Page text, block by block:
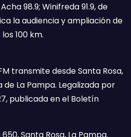
98.9; Winifreda 91.9, de
la audiencia y ampliación de
100 km.
transmite desde Santa Rosa,
La Pampa. Legalizada por
publicada en el Boletín
Santa Rosa, La Pampa.